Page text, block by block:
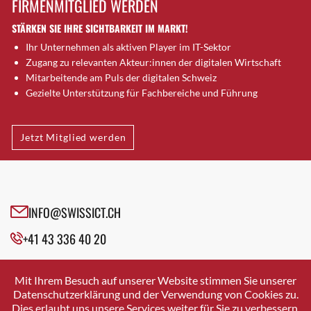
Brugg AG
Brütten
Bubendorf
Bubikon
Buchs (SG)
Bäretswil
Bülach
Cazis
Crissier
Davos Platz
Dierikon
Dietikon
FIRMENMITGLIED WERDEN
STÄRKEN SIE IHRE SICHTBARKEIT IM MARKT!
Ihr Unternehmen als aktiven Player im IT-Sektor
Zugang zu relevanten Akteur:innen der digitalen Wirtschaft
Mitarbeitende am Puls der digitalen Schweiz
Gezielte Unterstützung für Fachbereiche und Führung
Jetzt Mitglied werden
INFO@SWISSICT.CH
+41 43 336 40 20
SWISSICT
VULKANSTRASSE 120
8048 ZURICH
Mit Ihrem Besuch auf unserer Website stimmen Sie unserer
Datenschutzerklärung und der Verwendung von Cookies zu.
Dies erlaubt uns unsere Services weiter für Sie zu verbessern.